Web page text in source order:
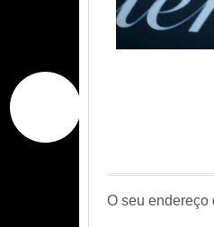
O seu endereço